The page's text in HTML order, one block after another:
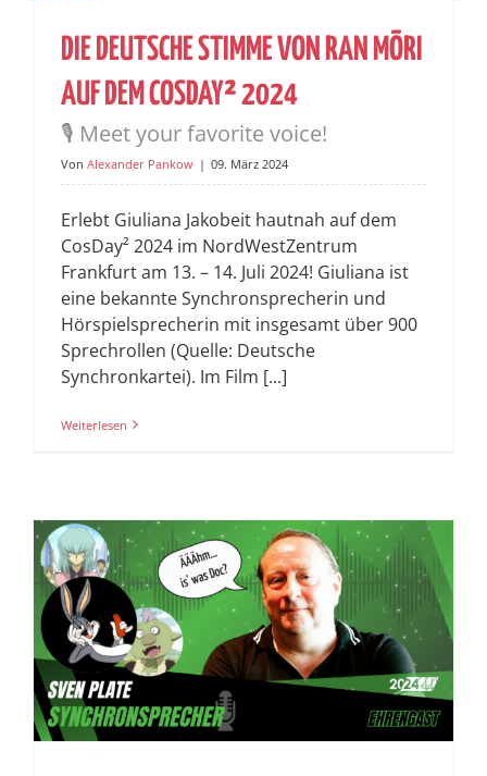
DIE DEUTSCHE STIMME VON RAN MŌRI
AUF DEM COSDAY² 2024
🎙️ Meet your favorite voice!
Von Alexander Pankow | 09. März 2024
Erlebt Giuliana Jakobeit hautnah auf dem
CosDay² 2024 im NordWestZentrum
Frankfurt am 13. – 14. Juli 2024! Giuliana ist
eine bekannte Synchronsprecherin und
Hörspielsprecherin mit insgesamt über 900
Sprechrollen (Quelle: Deutsche
Synchronkartei). Im Film [...]
Weiterlesen